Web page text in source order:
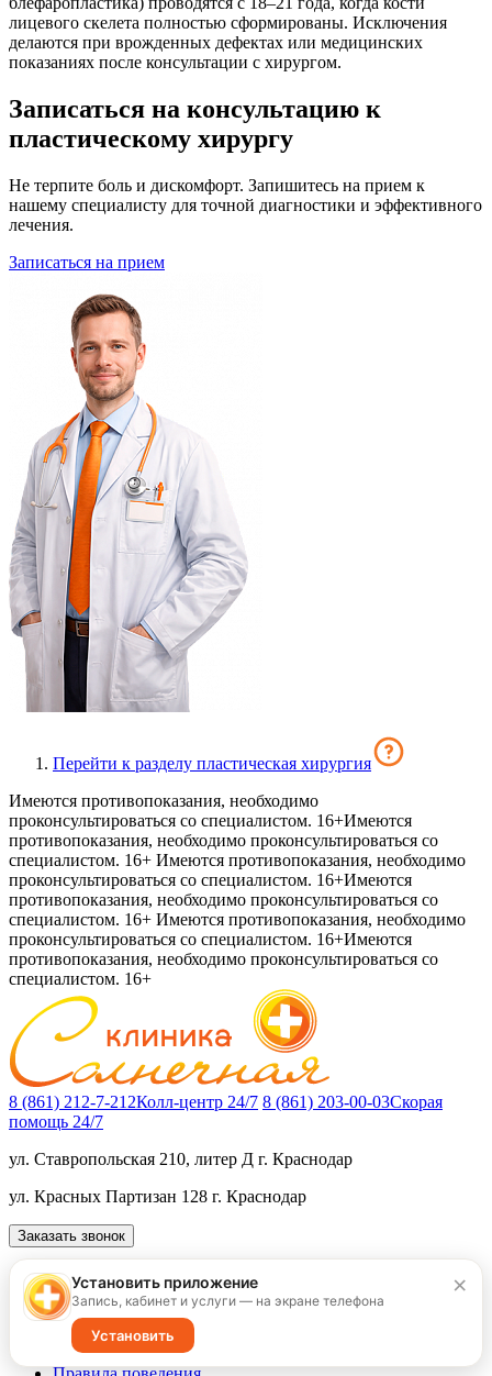
лицевого скелета полностью сформированы. Исключения
делаются при врожденных дефектах или медицинских
показаниях после консультации с хирургом.
Записаться на консультацию к
пластическому хирургу
Не терпите боль и дискомфорт. Запишитесь на прием к
нашему специалисту для точной диагностики и эффективного
лечения.
Записаться на прием
Перейти к разделу пластическая хирургия
Имеются противопоказания, необходимо
проконсультироваться со специалистом. 16+Имеются
противопоказания, необходимо проконсультироваться со
специалистом. 16+ Имеются противопоказания, необходимо
проконсультироваться со специалистом. 16+Имеются
противопоказания, необходимо проконсультироваться со
специалистом. 16+ Имеются противопоказания, необходимо
проконсультироваться со специалистом. 16+Имеются
противопоказания, необходимо проконсультироваться со
специалистом. 16+
8 (861) 212-7-212Колл-центр 24/7 8 (861) 203-00-03Скорая
помощь 24/7
ул. Ставропольская 210, литер Д г. Краснодар
ул. Красных Партизан 128 г. Краснодар
Заказать звонок
Пациенту
Услуги
Цены
Направления
Специалисты
Установить приложение
Запись, кабинет и услуги — на экране телефона
Установить
×